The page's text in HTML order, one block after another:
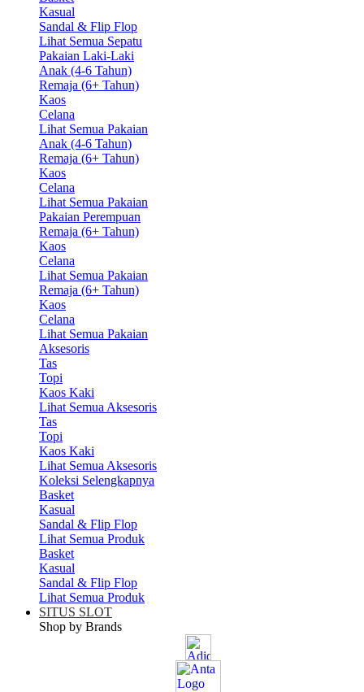
Kasual
Sandal & Flip Flop
Lihat Semua Sepatu
Pakaian Laki-Laki
Anak (4-6 Tahun)
Remaja (6+ Tahun)
Kaos
Celana
Lihat Semua Pakaian
Anak (4-6 Tahun)
Remaja (6+ Tahun)
Kaos
Celana
Lihat Semua Pakaian
Pakaian Perempuan
Remaja (6+ Tahun)
Kaos
Celana
Lihat Semua Pakaian
Remaja (6+ Tahun)
Kaos
Celana
Lihat Semua Pakaian
Aksesoris
Tas
Topi
Kaos Kaki
Lihat Semua Aksesoris
Tas
Topi
Kaos Kaki
Lihat Semua Aksesoris
Koleksi Selengkapnya
Basket
Kasual
Sandal & Flip Flop
Lihat Semua Produk
Basket
Kasual
Sandal & Flip Flop
Lihat Semua Produk
SITUS SLOT
Shop by Brands